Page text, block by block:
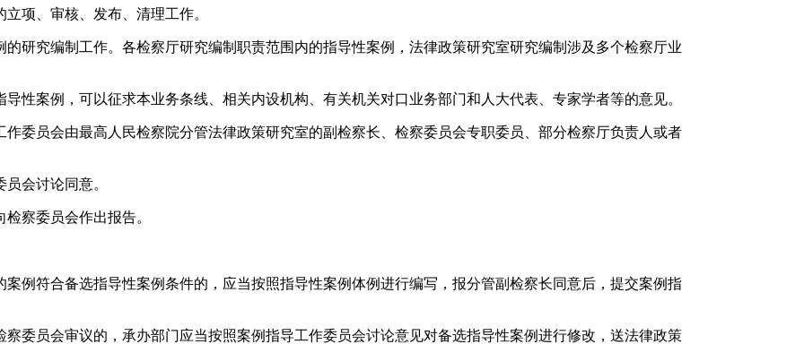
项、审核、发布、清理工作。
研究编制工作。各检察厅研究编制职责范围内的指导性案例，法律政策研究室研究编制涉及多个检察厅业
案例，可以征求本业务条线、相关内设机构、有关机关对口业务部门和人大代表、专家学者等的意见。
委员会由最高人民检察院分管法律政策研究室的副检察长、检察委员会专职委员、部分检察厅负责人或者
会讨论同意。
察委员会作出报告。
例符合备选指导性案例条件的，应当按照指导性案例体例进行编写，报分管副检察长同意后，提交案例指
委员会审议的，承办部门应当按照案例指导工作委员会讨论意见对备选指导性案例进行修改，送法律政策